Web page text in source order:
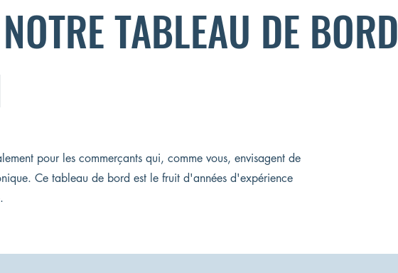
TABLEAU DE BORD
pour les commerçants qui, comme vous, envisagent de
Ce tableau de bord est le fruit d'années d'expérience